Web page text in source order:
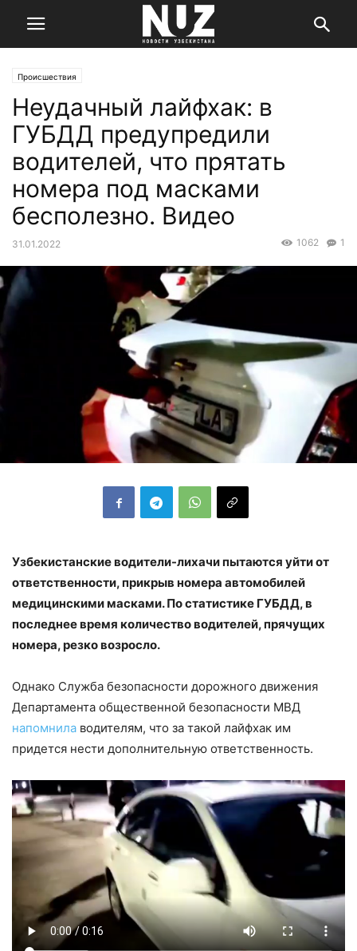
Происшествия
Неудачный лайфхак: в
ГУБДД предупредили
водителей, что прятать
номера под масками
бесполезно. Видео
31.01.2022 1
1062
Узбекистанские водители-лихачи пытаются уйти от
ответственности, прикрыв номера автомобилей
медицинскими масками. По статистике ГУБДД, в
последнее время количество водителей, прячущих
номера, резко возросло.
Однако Служба безопасности дорожного движения
Департамента общественной безопасности МВД
напомнила водителям, что за такой лайфхак им
придется нести дополнительную ответственность.